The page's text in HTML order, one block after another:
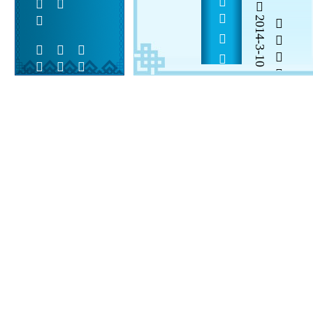
  
2014-3-10